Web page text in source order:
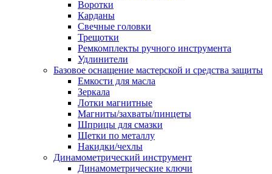
Воротки
Карданы
Свечные головки
Трещотки
Ремкомплекты ручного инструмента
Удлинители
Базовое оснащение мастерской и средства защиты
Емкости для масла
Зеркала
Лотки магнитные
Магниты/захваты/пинцеты
Шприцы для смазки
Щетки по металлу
Накидки/чехлы
Динамометрический инструмент
Динамометрические ключи